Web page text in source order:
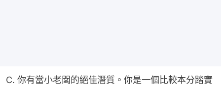
C. 你有當小老闆的絕佳潛質。你是一個比較本分踏實